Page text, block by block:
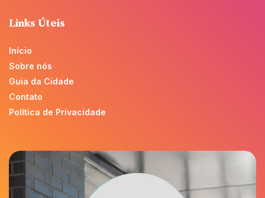
Links Úteis
Início
Sobre nós
Guia da Cidade
Contato
Política de Privacidade